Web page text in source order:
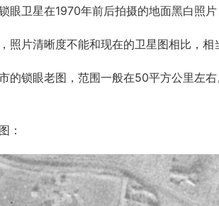
卫星在1970年前后拍摄的地面黑白照片
片清晰度不能和现在的卫星图相比，相
锁眼老图，范围一般在50平方公里左右
：